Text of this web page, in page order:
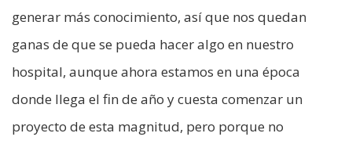
generar más conocimiento, así que nos quedan
ganas de que se pueda hacer algo en nuestro
hospital, aunque ahora estamos en una época
donde llega el fin de año y cuesta comenzar un
proyecto de esta magnitud, pero porque no